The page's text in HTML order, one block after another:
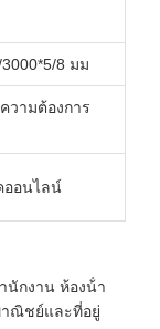
8 มม
วามต้องการ
ออนไลน์
นักงาน ห้องน้ํา
าณิชย์และที่อยู่